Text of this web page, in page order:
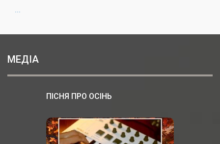
МЕДІА
ПІСНЯ ПРО ОСІНЬ